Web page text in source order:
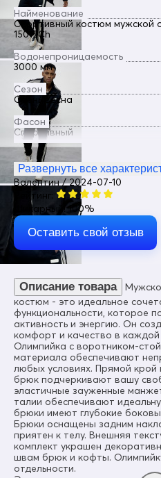
Найменование
Спортивный костюм мужской
15012Ch
Водонепроницаемость
3000 мм
Сезон
Осень весна
Фасон
Спортивный
Пол
Мужской
Цвет
Черный
Материал
Волокно, Трикотаж,
Состав
100% Полиэстер
Материал подкладки
Полиэстер
Материал подкладки брюк
Полиэстер
Коллекция
Весна-лето 2024
Диапазон температур
°С от + 5° до + 25°
Особенность ткани
Гипоаллергенная/Дышащая
Внутренние швы
Прошиты
Развернуть все
Валентин / 2024-07-10
Рейтинг:
Шикарный! 100%
Оставить свой отзыв
Описание товара
костюм - это идеальное
функциональности, которое
активность и энергию. Он
комфорт и качество в каждой
Олимпийка с воротником-
материала обеспечивают
любых условиях. Прямой
брюк подчеркивают вашу
эластичные зауженные
талии обеспечивают
брюки имеют глубокие
Брюки оснащены задним
приятен к телу. Внешняя
комплект украшен
швам брюк и кофты.
отдельности.